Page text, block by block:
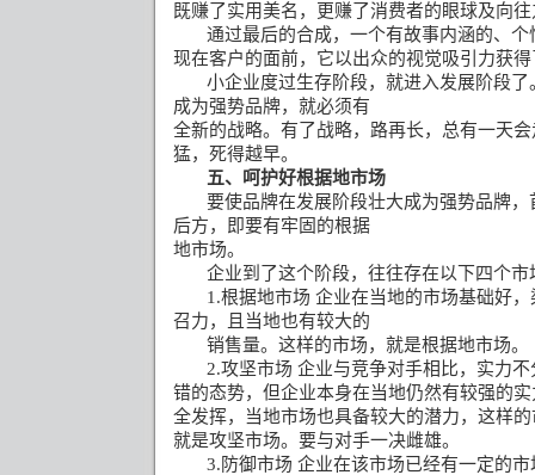
既赚了实用美名，更赚了消费者的眼球及向
通过最后的合成，一个有故事内涵的、
现在客户的面前，它以出众的视觉吸引力获
小企业度过生存阶段，就进入发展阶段
成为强势品牌，就必须有
全新的战略。有了战略，路再长，总有一天
猛，死得越早。
五、呵护好根据地市场
要使品牌在发展阶段壮大成为强势品牌
后方，即要有牢固的根据
地市场。
企业到了这个阶段，往往存在以下四个市
1.根据地市场 企业在当地的市场基础好
召力，且当地也有较大的
销售量。这样的市场，就是根据地市场。
2.攻坚市场 企业与竞争对手相比，实力
错的态势，但企业本身在当地仍然有较强的
全发挥，当地市场也具备较大的潜力，这样的
就是攻坚市场。要与对手一决雌雄。
3. 防御市场 企业在该市场已经有一定的